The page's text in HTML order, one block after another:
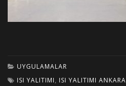
UYGULAMALAR
ISI YALITIMI, ISI YALITIMI ANKARA